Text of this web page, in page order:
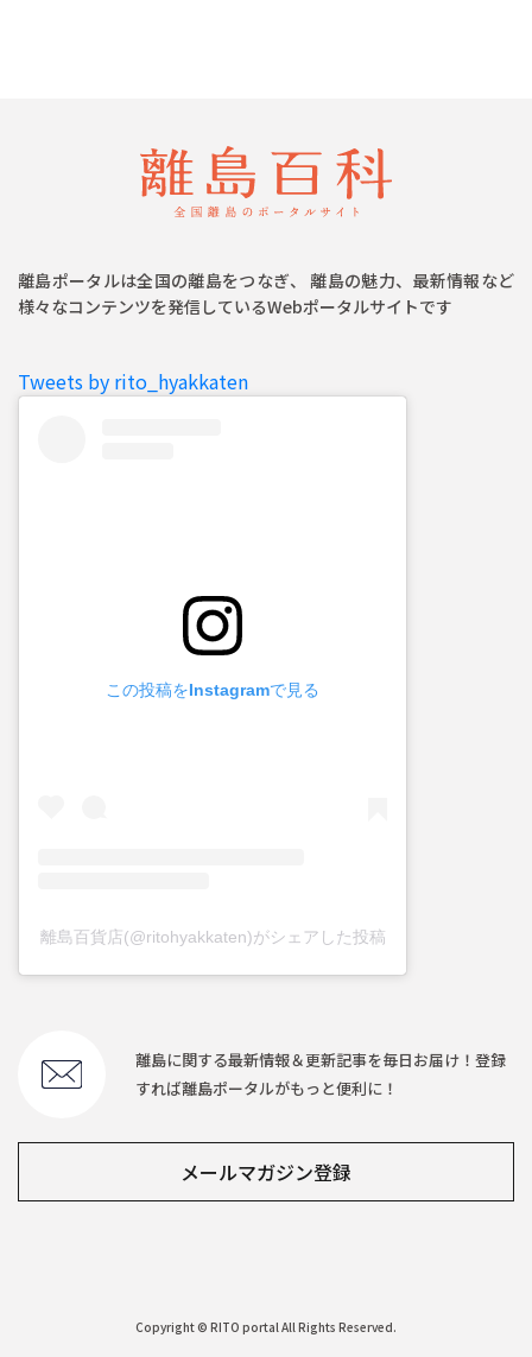
離島ポータルは全国の離島をつなぎ、 離島の魅力、最新情報など
様々なコンテンツを発信しているWebポータルサイトです
Tweets by rito_hyakkaten
この投稿をInstagramで見る
離島百貨店(@ritohyakkaten)がシェアした投稿
離島に関する最新情報＆更新記事を毎日お届け！登録
すれば離島ポータルがもっと便利に！
メールマガジン登録
Copyright © RITO portal All Rights Reserved.